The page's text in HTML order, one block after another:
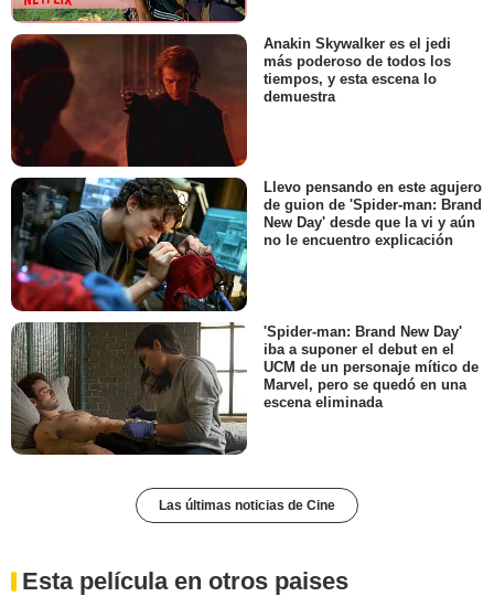
Anakin Skywalker es el jedi
más poderoso de todos los
tiempos, y esta escena lo
demuestra
Llevo pensando en este agujero
de guion de 'Spider-man: Brand
New Day' desde que la vi y aún
no le encuentro explicación
'Spider-man: Brand New Day'
iba a suponer el debut en el
UCM de un personaje mítico de
Marvel, pero se quedó en una
escena eliminada
Las últimas noticias de Cine
Esta película en otros paises